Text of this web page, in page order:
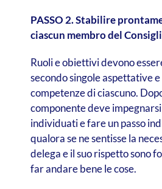
PASSO 2. Stabilire
ciascun membro del
Ruoli e obiettivi devono
secondo singole aspettative e
competenze di ciascuno.
componente deve
individuati e fare un passo
qualora se ne sentisse la
delega e il suo rispetto sono
far andare bene le cose.